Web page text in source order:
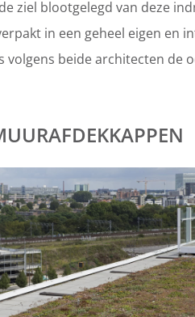
ziel blootgelegd van deze
in een geheel eigen en
volgens beide architecten de